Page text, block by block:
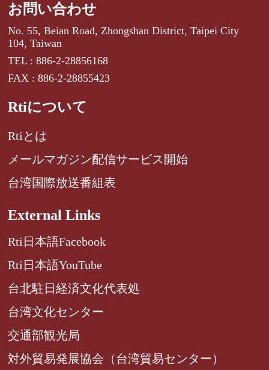
お問い合わせ
No. 55, Beian Road, Zhongshan District, Taipei City
104, Taiwan
TEL : 886-2-28856168
FAX : 886-2-28855423
Rtiについて
Rtiとは
メールマガジン配信サービス開始
台湾国際放送番組表
External Links
Rti日本語Facebook
Rti日本語YouTube
台北駐日経済文化代表処
台湾文化センター
交通部観光局
対外貿易発展協会（台湾貿易センター）